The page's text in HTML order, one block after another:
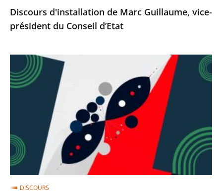
Discours d'installation de Marc Guillaume, vice-
président du Conseil d’Etat
Quelle
politique
publique
et
défis
démographiques
?
DISCOURS